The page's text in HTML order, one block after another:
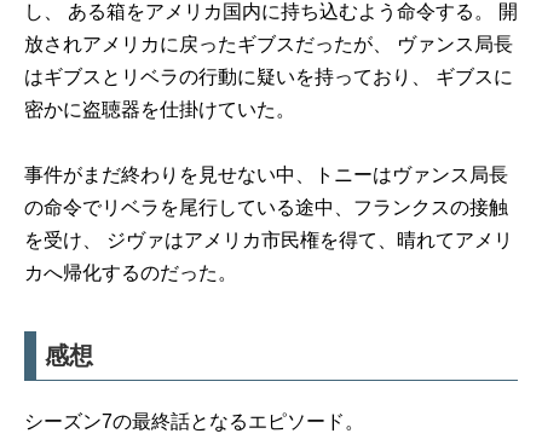
し、 ある箱をアメリカ国内に持ち込むよう命令する。 開
放されアメリカに戻ったギブスだったが、 ヴァンス局長
はギブスとリベラの行動に疑いを持っており、 ギブスに
密かに盗聴器を仕掛けていた。
事件がまだ終わりを見せない中、トニーはヴァンス局長
の命令でリベラを尾行している途中、フランクスの接触
を受け、 ジヴァはアメリカ市民権を得て、晴れてアメリ
カへ帰化するのだった。
感想
シーズン7の最終話となるエピソード。